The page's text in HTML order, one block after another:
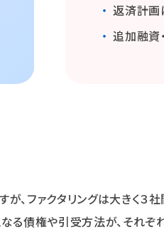
・ 返済計画
・ 追加融資
ファクタリングは大きく３
る債権や引受方法が、それぞ